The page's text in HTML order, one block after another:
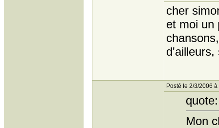
cher
et moi un
d'ailleurs,
Posté le 2/3/2006
quote:
Mon